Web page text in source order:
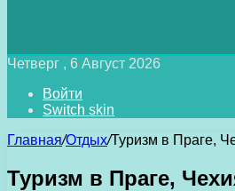
Четверг , 6 Август 2026
Войти
Switch skin
Главная/Отдых/Туризм в Праге,
Туризм в Праге,